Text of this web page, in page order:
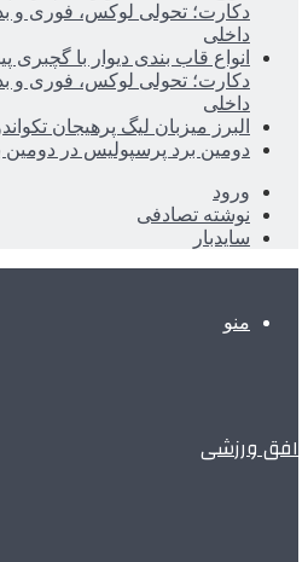
دکارت؛ تحولی لوکس، فوری و
داخلی
انواع قاب بندی دیوار با
دکارت؛ تحولی لوکس، فوری و
داخلی
البرز میزبان لیگ پرهیجان
دومین برد پرسپولیس در دومین
ورود
نوشته تصادفی
سایدبار
منو
افق ورزشی